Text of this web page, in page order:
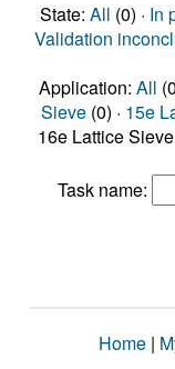
State: All (0) · In
Validation
Application: All
Sieve (0) · 15e
16e Lattice
Task name:
Home |